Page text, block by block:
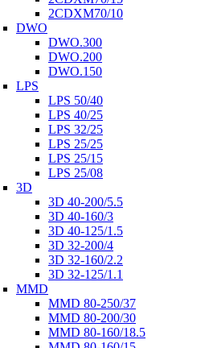
2CDXM70/10
DWO
DWO.300
DWO.200
DWO.150
LPS
LPS 50/40
LPS 40/25
LPS 32/25
LPS 25/25
LPS 25/15
LPS 25/08
3D
3D 40-200/5.5
3D 40-160/3
3D 40-125/1.5
3D 32-200/4
3D 32-160/2.2
3D 32-125/1.1
MMD
MMD 80-250/37
MMD 80-200/30
MMD 80-160/18.5